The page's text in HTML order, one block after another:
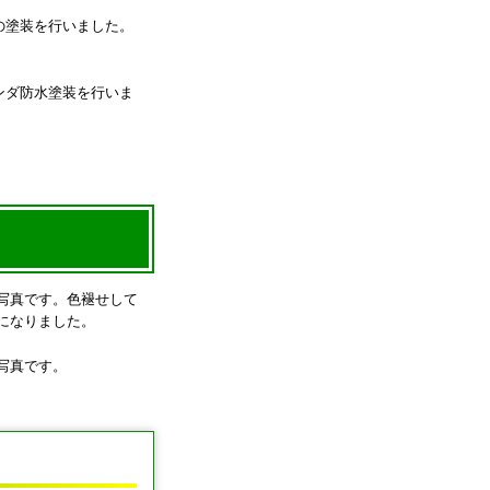
塗装を行いました。
ダ防水塗装を行いま
真です。色褪せして
なりました。
真です。